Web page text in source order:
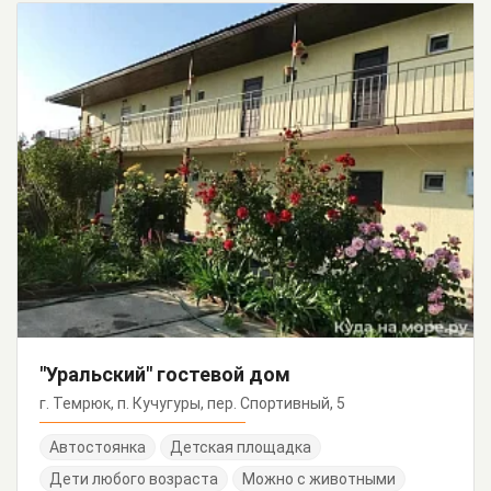
"Уральский" гостевой дом
г. Темрюк, п. Кучугуры, пер. Спортивный, 5
Автостоянка
Детская площадка
Дети любого возраста
Можно с животными